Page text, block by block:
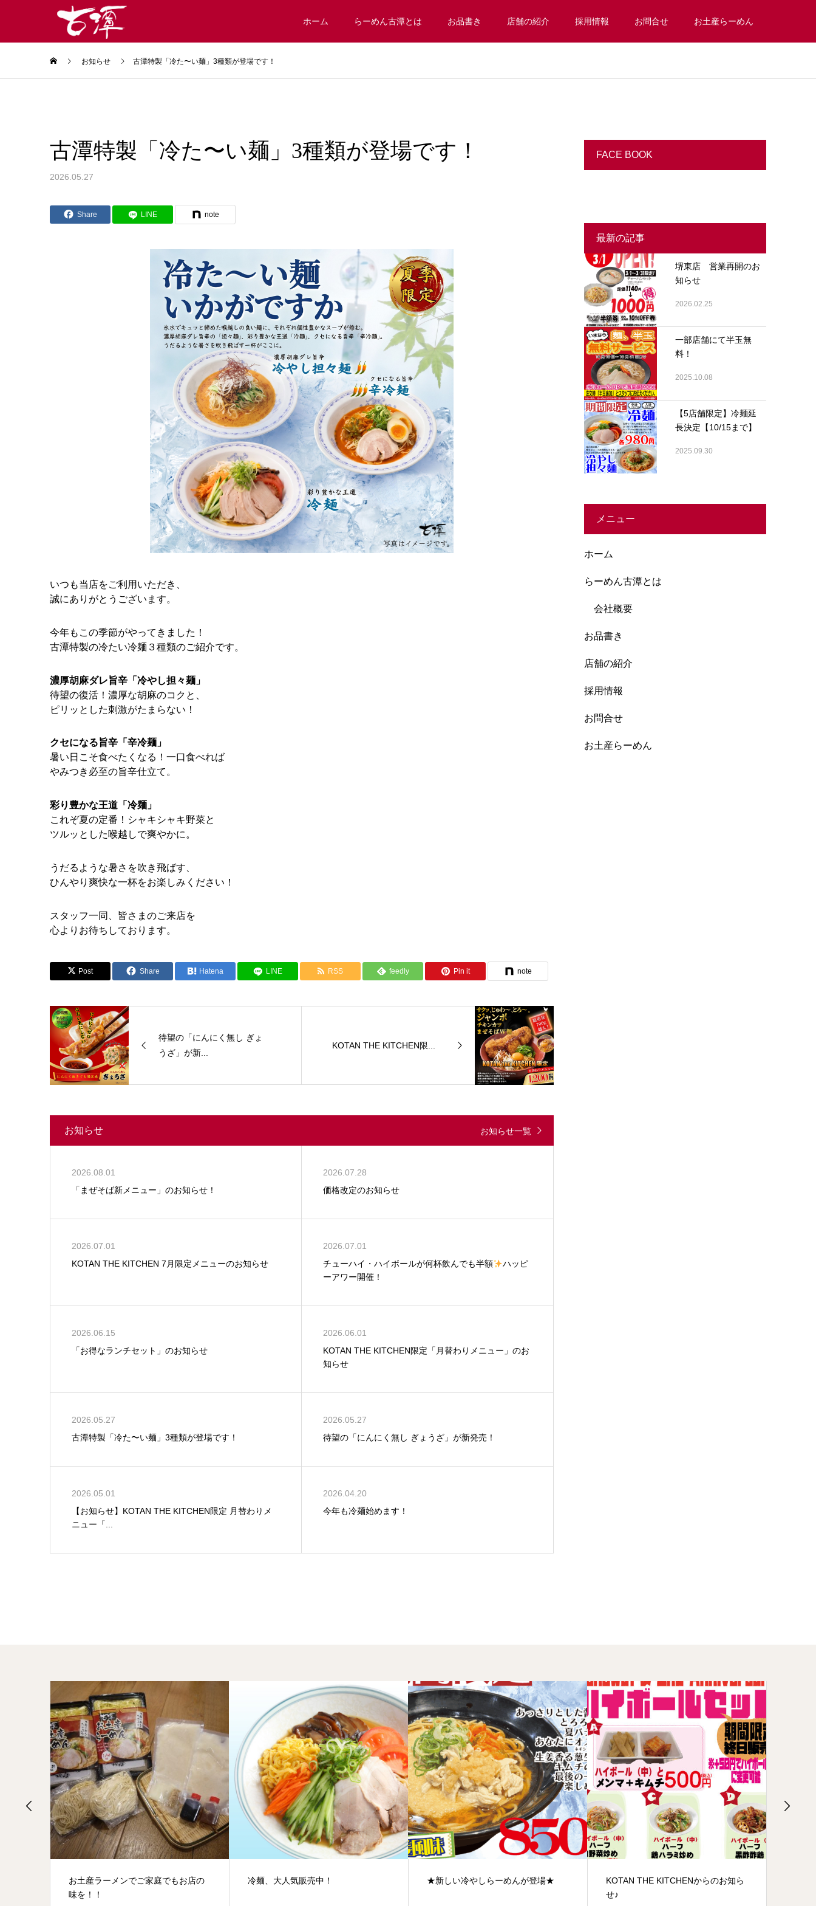
ホーム らーめん古潭とは お品書き 店舗の紹介 採用情報 お問合せ お土産らーめん
お知らせ 古潭特製「冷た〜い麺」3種類が登場です！
古潭特製「冷た〜い麺」3種類が登場です！
2026.05.27
Share LINE note
いつも当店をご利用いただき、
誠にありがとうございます。
今年もこの季節がやってきました！
古潭特製の冷たい冷麺３種類のご紹介です。
濃厚胡麻ダレ旨辛「冷やし担々麺」
待望の復活！濃厚な胡麻のコクと、
ピリッとした刺激がたまらない！
クセになる旨辛「辛冷麺」
暑い日こそ食べたくなる！一口食べれば
やみつき必至の旨辛仕立て。
彩り豊かな王道「冷麺」
これぞ夏の定番！シャキシャキ野菜と
ツルッとした喉越しで爽やかに。
うだるような暑さを吹き飛ばす、
ひんやり爽快な一杯をお楽しみください！
スタッフ一同、皆さまのご来店を
心よりお待ちしております。
Post Share Hatena LINE RSS feedly Pin it note
待望の「にんにく無し ぎょ
うざ」が新...
KOTAN THE KITCHEN限...
お知らせ お知らせ一覧
2026.08.01
「まぜそば新メニュー」のお知らせ！
2026.07.28
価格改定のお知らせ
2026.07.01
KOTAN THE KITCHEN 7月限定メニューのお知らせ
2026.07.01
チューハイ・ハイボールが何杯飲んでも半額
ハッピ
ーアワー開催！
2026.06.15
「お得なランチセット」のお知らせ
2026.06.01
KOTAN THE KITCHEN限定「月替わりメニュー」のお
知らせ
2026.05.27
古潭特製「冷た〜い麺」3種類が登場です！
2026.05.27
待望の「にんにく無し ぎょうざ」が新発売！
2026.05.01
【お知らせ】KOTAN THE KITCHEN限定 月替わりメ
ニュー「...
2026.04.20
今年も冷麺始めます！
FACE BOOK
最新の記事
堺東店 営業再開のお
知らせ
2026.02.25
一部店舗にて半玉無
料！
2025.10.08
【5店舗限定】冷麺延
長決定【10/15まで】
2025.09.30
メニュー
ホーム
らーめん古潭とは
会社概要
お品書き
店舗の紹介
採用情報
お問合せ
お土産らーめん
お土産ラーメンでご家庭でもお店の
味を！！
冷麺、大人気販売中！ ★新しい冷やしらーめんが登場★
KOTAN THE KITCHENからのお知ら
せ♪